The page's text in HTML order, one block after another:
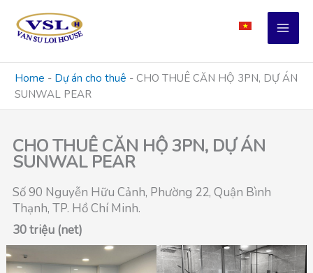
content
Home - Dự án cho thuê - CHO THUÊ CĂN HỘ 3PN, DỰ ÁN
SUNWAL PEAR
CHO THUÊ CĂN HỘ 3PN, DỰ ÁN
SUNWAL PEAR
Số 90 Nguyễn Hữu Cảnh, Phường 22, Quận Bình
Thạnh, TP. Hồ Chí Minh.
30 triệu (net)